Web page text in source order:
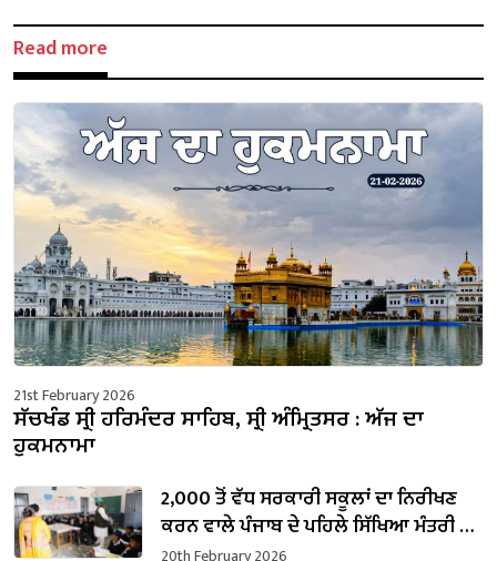
Read more
21st February 2026
ਸੱਚਖੰਡ ਸ੍ਰੀ ਹਰਿਮੰਦਰ ਸਾਹਿਬ, ਸ੍ਰੀ ਅੰਮ੍ਰਿਤਸਰ : ਅੱਜ ਦਾ
ਹੁਕਮਨਾਮਾ
2,000 ਤੋਂ ਵੱਧ ਸਰਕਾਰੀ ਸਕੂਲਾਂ ਦਾ ਨਿਰੀਖਣ
ਕਰਨ ਵਾਲੇ ਪੰਜਾਬ ਦੇ ਪਹਿਲੇ ਸਿੱਖਿਆ ਮੰਤਰੀ ਬਣੇ